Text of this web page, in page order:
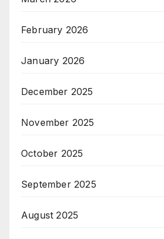
February 2026
January 2026
December 2025
November 2025
October 2025
September 2025
August 2025